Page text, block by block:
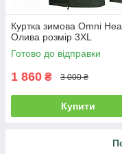
Куртка зимова Omni
Олива розмір 3XL
Готово до відправки
1 860 ₴ 3 000 ₴
Купити